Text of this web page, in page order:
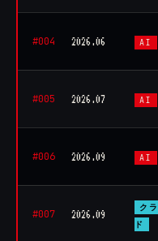
#004 2026.06 AI
#005 2026.07 AI
#006 2026.09 AI
#007 2026.09
ク
ド